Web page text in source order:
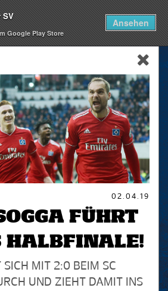
SV
Google Play Store
Ansehen
02.04.19
FÜHRT
HALBFINALE!
SICH MIT 2:0 BEIM SC
UND ZIEHT DAMIT INS